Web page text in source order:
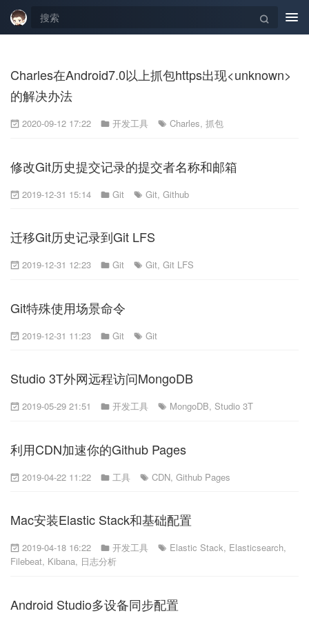
Charles在Android7.0以上抓包https出现<unknown>
的解决办法
2020-09-12 17:22 开发工具 Charles, 抓包
修改Git历史提交记录的提交者名称和邮箱
2019-12-31 15:14 Git Git, Github
迁移Git历史记录到Git LFS
2019-12-31 12:23 Git Git, Git LFS
Git特殊使用场景命令
2019-12-31 11:23 Git Git
Studio 3T外网远程访问MongoDB
2019-05-29 21:51 开发工具 MongoDB, Studio 3T
利用CDN加速你的Github Pages
2019-04-22 11:22 工具 CDN, Github Pages
Mac安装Elastic Stack和基础配置
2019-04-18 16:22 开发工具 Elastic Stack, Elasticsearch,
Filebeat, Kibana, 日志分析
Android Studio多设备同步配置